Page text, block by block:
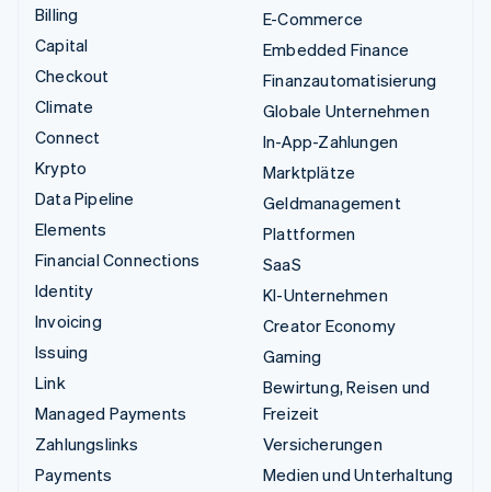
Billing
Capital
Checkout
Climate
Connect
Krypto
Data Pipeline
Elements
Financial Connections
Identity
Invoicing
Issuing
Link
Managed Payments
Zahlungslinks
Payments
E-Commerce
Embedded Finance
Finanzautomatisierung
Globale Unternehmen
In-App-Zahlungen
Marktplätze
Geldmanagement
Plattformen
SaaS
KI-Unternehmen
Creator Economy
Gaming
Bewirtung, Reisen und
Freizeit
Versicherungen
Medien und Unterhaltung